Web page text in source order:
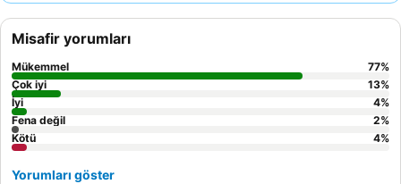
kahvesi içeren lezzetli, çeşitli
övmektedir. Daha sakin bir deneyim için bahçeye bakan bir oda
talep etmeyi düşünebilirsiniz.
Misafir yorumları
Mükemmel 77%
Çok iyi
13%
İyi
4%
Fena değil
2%
Kötü
4%
Yorumları göster